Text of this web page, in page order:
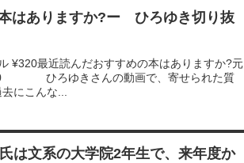
はありますか?ー ひろゆき切り抜
¥320最近読んだおすすめの本はありますか?元
ひろゆきさんの動画で、寄せられた質
にこんな...
は文系の大学院2年生で、来年度か